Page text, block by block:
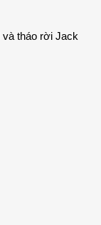
và tháo rời Jack